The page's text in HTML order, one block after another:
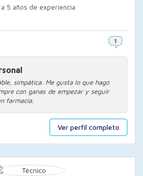
Ver perfil completo
a 5 años de experiencia
simpática. Me gusta lo que hago
con ganas de empezar y seguir
farmacia.